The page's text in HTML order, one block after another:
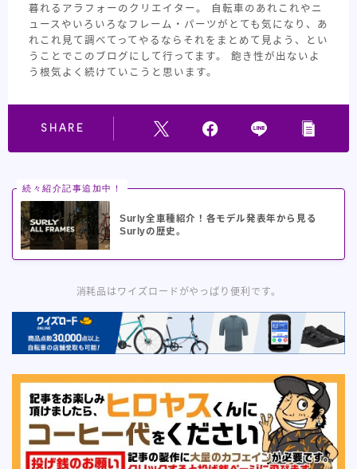
暮れるアラフォーのクリエイター。 自転車のあれこれやニ
ュースやいろいろなフレーム・パーツがとても気になり、あ
れこれ見て調べてってやるならそれをまとめて見よう、とい
うことでこのブログにして行ってます。 飽き性が出ないよ
う根気よく続けていこうと思います。
SHARE
続々紹介記事追加中！
Surly全車種紹介！各モデル発表年から見る
Surlyの歴史。
消耗品はワイズロードがやっぱり便利です。